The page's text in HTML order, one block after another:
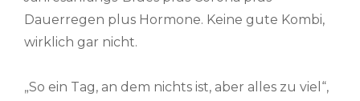
Dauerregen plus Hormone. Keine gute Kombi,
wirklich gar nicht.
„So ein Tag, an dem nichts ist, aber alles zu viel“,